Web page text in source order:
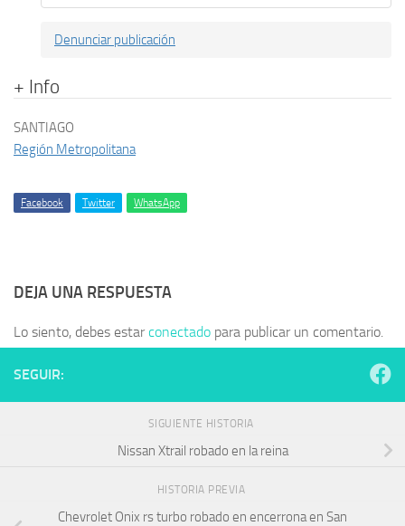
Denunciar publicación
+ Info
SANTIAGO
Región Metropolitana
Facebook Twitter WhatsApp
DEJA UNA RESPUESTA
Lo siento, debes estarconectado para publicar un comentario.
SEGUIR:
SIGUIENTE HISTORIA
Nissan Xtrail robado en la reina
HISTORIA PREVIA
Chevrolet Onix rs turbo robado en encerrona en San